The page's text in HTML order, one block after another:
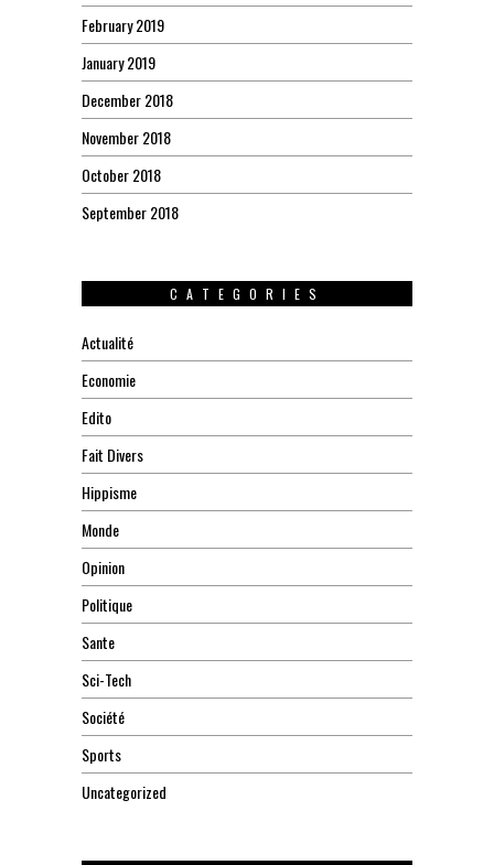
February 2019
January 2019
December 2018
November 2018
October 2018
September 2018
CATEGORIES
Actualité
Economie
Edito
Fait Divers
Hippisme
Monde
Opinion
Politique
Sante
Sci-Tech
Société
Sports
Uncategorized